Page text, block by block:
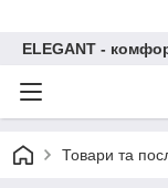
ELEGANT -
Товари та